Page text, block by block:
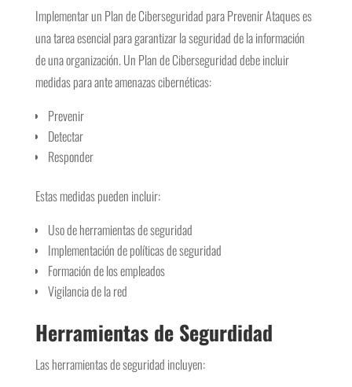
Implementar un Plan de Ciberseguridad para Prevenir Ataques es
una tarea esencial para garantizar la seguridad de la información
de una organización. Un Plan de Ciberseguridad debe incluir
medidas para ante amenazas cibernéticas:
Prevenir
Detectar
Responder
Estas medidas pueden incluir:
Uso de herramientas de seguridad
Implementación de políticas de seguridad
Formación de los empleados
Vigilancia de la red
Herramientas de Segurdidad
Las herramientas de seguridad incluyen: